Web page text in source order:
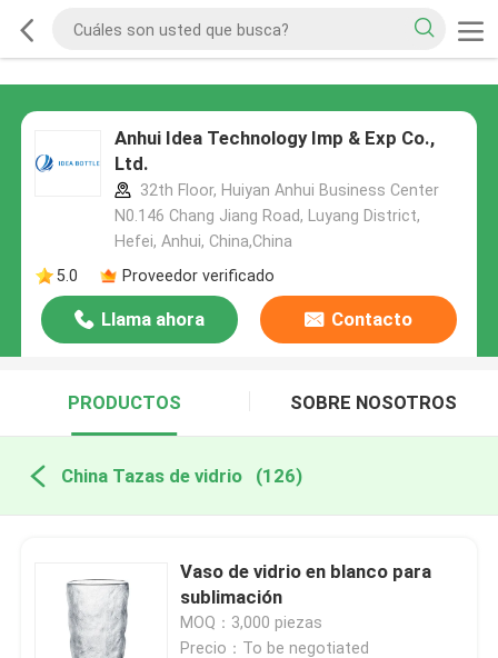
Anhui Idea Technology Imp & Exp Co.,
Ltd.
32th Floor, Huiyan Anhui Business Center
N0.146 Chang Jiang Road, Luyang District,
Hefei, Anhui, China,China
5.0
Proveedor verificado
Llama ahora Contacto
PRODUCTOS SOBRE NOSOTROS
China Tazas de vidrio (126)
Vaso de vidrio en blanco para
sublimación
MOQ：3,000 piezas
Precio：To be negotiated